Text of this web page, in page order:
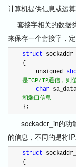
计算机提供信息或运算
套接字相关的数据
来保存一个套接字，定
struct sockaddr
{
    unsigned
是TCP/IP通信，则
char sa_data[
和端口信息
};
sockaddr_in的功能
的信息，不同的是将
struct
{